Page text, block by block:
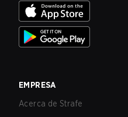
EMPRESA
Acerca de Strafe